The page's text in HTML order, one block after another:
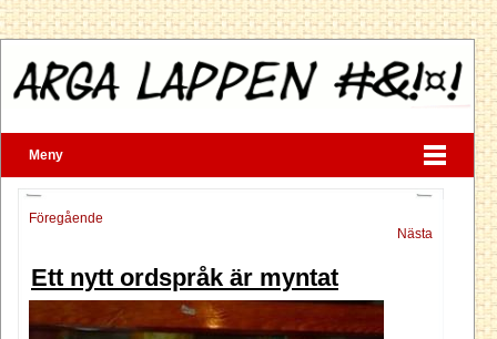
Meny
Föregående
Nästa
Ett nytt ordspråk är myntat